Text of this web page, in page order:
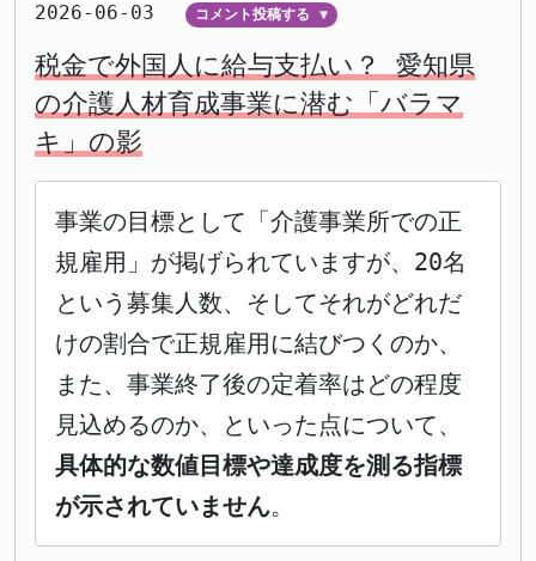
2026-06-03 コメント投稿する ▼
税金で外国人に給与支払い？ 愛知県
の介護人材育成事業に潜む「バラマ
キ」の影
事業の目標として「介護事業所での正
規雇用」が掲げられていますが、20名
という募集人数、そしてそれがどれだ
けの割合で正規雇用に結びつくのか、
また、事業終了後の定着率はどの程度
見込めるのか、といった点について、
具体的な数値目標や達成度を測る指標
が示されていません。